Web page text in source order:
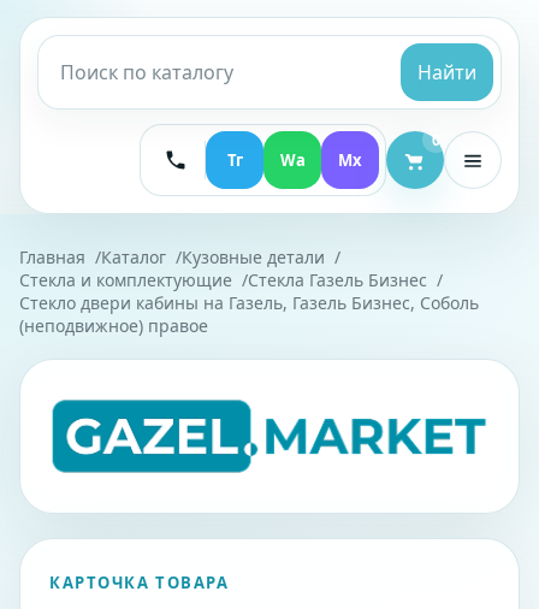
Найти
Тг Wa Mx
0
Главная Каталог
Кузовные детали
Стекла и комплектующие
Стекла Газель Бизнес
Стекло двери кабины на Газель, Газель Бизнес, Соболь
(неподвижное) правое
КАРТОЧКА ТОВАРА